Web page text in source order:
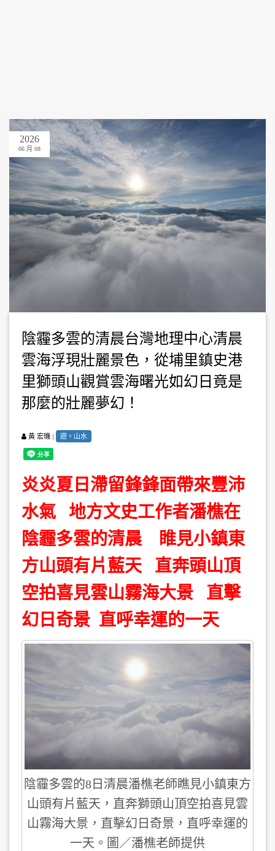
2026
06 月 08
陰霾多雲的清晨台灣地理中心清晨
雲海浮現壯麗景色，從埔里鎮史港
里獅頭山觀賞雲海曙光如幻日竟是
那麼的壯麗夢幻！
黃 宏璣 | 遊。山水
炎炎夏日滯留鋒鋒面帶來豐沛
水氣 地方文史工作者潘樵在
陰霾多雲的清晨 睢見小鎮東
方山頭有片藍天 直奔頭山頂
空拍喜見雲山霧海大景 直擊
幻日奇景 直呼幸運的一天
陰霾多雲的8日清晨潘樵老師瞧見小鎮東方
山頭有片藍天，直奔獅頭山頂空拍喜見雲
山霧海大景，直擊幻日奇景，直呼幸運的
一天。圖／潘樵老師提供